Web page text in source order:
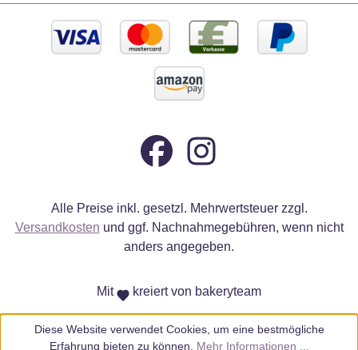
Alle Preise inkl. gesetzl. Mehrwertsteuer zzgl.
Versandkosten und ggf. Nachnahmegebühren, wenn nicht
anders angegeben.
Mit kreiert von bakeryteam
Diese Website verwendet Cookies, um eine bestmögliche
Erfahrung bieten zu können. Mehr Informationen ...